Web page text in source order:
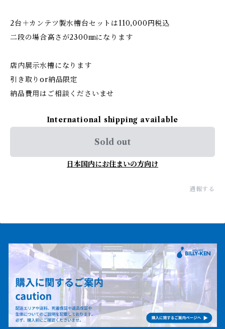
2台＋カンテツ製水槽台セットは110,000円税込
二段の場合高さが2300㎜になります
店内展示水槽になります
引き取りor納品限定
納品費用はご相談くださいませ
International shipping available
Sold out
日本国内にお住まいの方向け
通報する